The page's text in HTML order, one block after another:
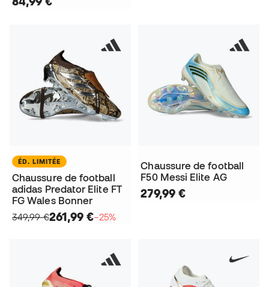
ÉD. LIMITÉE
Chaussure de football
adidas Predator Elite FT
FG Wales Bonner
349,99 €261,99 €−25%
Chaussure de football
F50 Messi Elite AG
279,99 €